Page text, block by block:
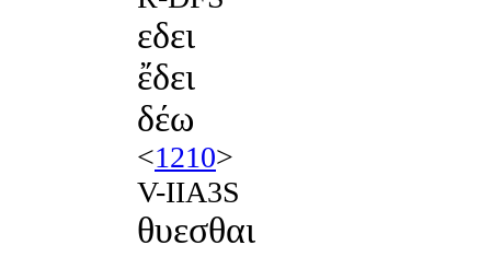
εδει
ἔδει
δέω
<1210>
V-IIA3S
θυεσθαι